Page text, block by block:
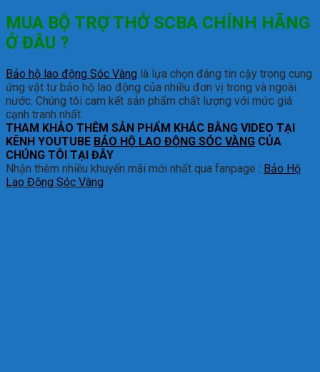
MUA BỘ TRỢ THỞ SCBA CHÍNH HÃNG
Ở ĐÂU ?
Bảo hộ lao động Sóc Vàng là lựa chọn đáng tin cậy trong cung
ứng vật tư bảo hộ lao động của nhiều đơn vị trong và ngoài
nước. Chúng tôi cam kết sản phẩm chất lượng với mức giá
cạnh tranh nhất.
THAM KHẢO THÊM SẢN PHẨM KHÁC BẰNG VIDEO TẠI
KÊNH YOUTUBE BẢO HỘ LAO ĐỘNG SÓC VÀNG CỦA
CHÚNG TÔI TẠI ĐÂY
Nhận thêm nhiều khuyến mãi mới nhất qua fanpage : Bảo Hộ
Lao Động Sóc Vàng